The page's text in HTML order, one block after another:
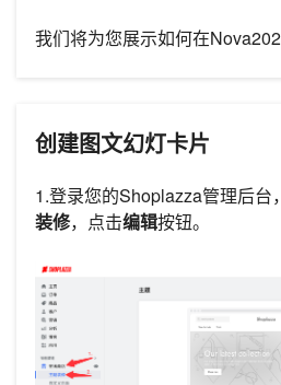
我们将为您展示如何在
创建图文幻灯卡片
1.登录您的Shoplazza管理后台
装修，点击编辑按钮。